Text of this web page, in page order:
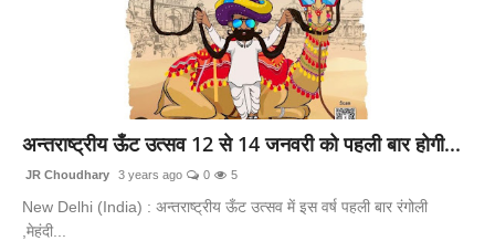
मनोरंजन
तकनीक
अन्तराष्ट्रीय ऊँट उत्सव 12 से 14 जनवरी को पहली बार होगी...
JR Choudhary 3 years ago 0 5
New Delhi (India) : अन्तराष्ट्रीय ऊँट उत्सव में इस वर्ष पहली बार रंगोली
,मेहंदी...